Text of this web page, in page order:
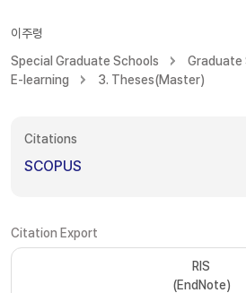
이주령
Special Graduate Schools
Graduate
E-learning
3. Theses(Master)
Citations
SCOPUS
Citation Export
RIS
(EndNote)